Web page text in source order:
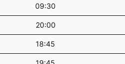
09:30
20:00
18:45